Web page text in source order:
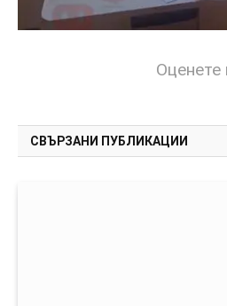
Оценете
СВЪРЗАНИ ПУБЛИКАЦИИ